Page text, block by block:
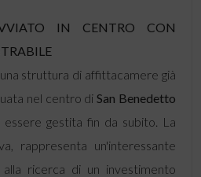
IN CENTRO CON
una struttura di affittacamere già
nel centro diSan Benedetto
essere gestita fin da subito. La
rappresenta un'interessante
ricerca di un investimento